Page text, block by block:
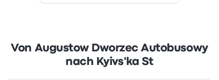
Von Augustow Dworzec Autobusowy
nach Kyivs'ka St